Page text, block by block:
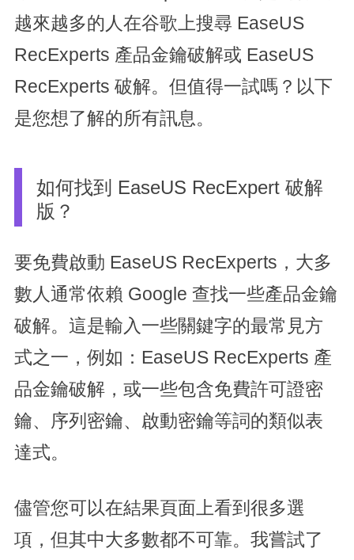
越來越多的人在谷歌上搜尋 EaseUS
RecExperts 產品金鑰破解或 EaseUS
RecExperts 破解。但值得一試嗎？以下
是您想了解的所有訊息。
如何找到 EaseUS RecExpert 破解
版？
要免費啟動 EaseUS RecExperts，大多
數人通常依賴 Google 查找一些產品金鑰
破解。這是輸入一些關鍵字的最常見方
式之一，例如：EaseUS RecExperts 產
品金鑰破解，或一些包含免費許可證密
鑰、序列密鑰、啟動密鑰等詞的類似表
達式。
儘管您可以在結果頁面上看到很多選
項，但其中大多數都不可靠。我嘗試了